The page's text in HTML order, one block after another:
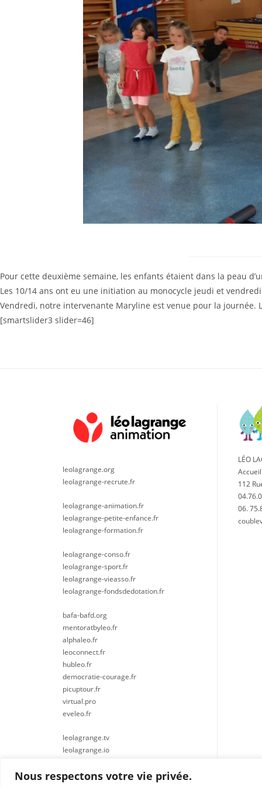
Nous respectons votre vie privée.
Pour cette deuxième semaine, les enfants étaient dans la peau
Les 10/14 ans ont eu une initiation au monocycle jeudi et
Vendredi, notre intervenante Maryline est venue pour la
[smartslider3 slider=46]
leolagrange.org
leolagrange-recrute.fr
leolagrange-animation.fr
leolagrange-petite-enfance.fr
leolagrange-formation.fr
leolagrange-conso.fr
leolagrange-sport.fr
leolagrange-vieasso.fr
leolagrange-fondsdedotation.fr
bafa-bafd.org
mentoratbyleo.fr
alphaleo.fr
leoconnect.fr
hubleo.fr
democratie-courage.fr
picuptour.fr
virtual.pro
eveleo.fr
leolagrange.tv
leolagrange.io
LÉO
112
06.